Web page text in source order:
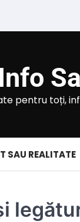
Info
pentru toți,
SAU REALITATE